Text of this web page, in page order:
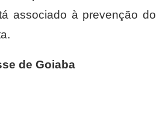
associado à prevenção do
de Goiaba